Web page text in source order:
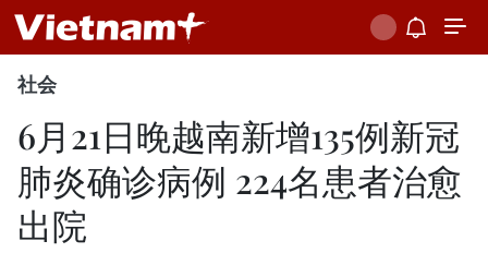
社会
6月21日晚越南新增135例新冠
肺炎确诊病例 224名患者治愈
出院